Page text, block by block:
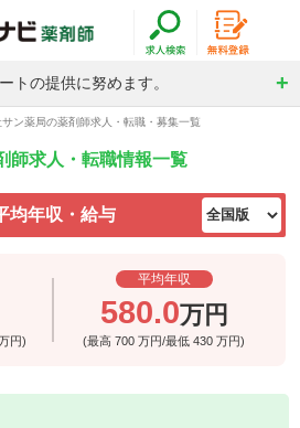
トの提供に努めます。
ン薬局の薬剤師求人・転職・募集一覧
師求人・転職情報一覧
均年収・給与
円)
平均年収
580.0万円
(最高700万円/最低430万円)